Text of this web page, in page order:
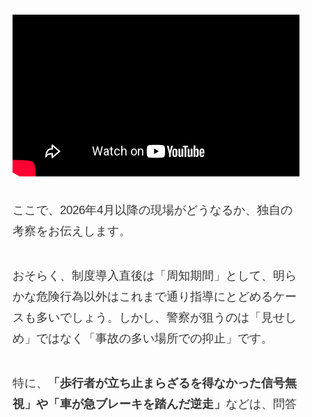
ここで、2026年4月以降の現場がどうなるか、独自の
考察をお伝えします。
おそらく、制度導入直後は「周知期間」として、明ら
かな危険行為以外はこれまで通り指導にとどめるケー
スも多いでしょう。しかし、警察が狙うのは「見せし
め」ではなく「事故の多い場所での抑止」です。
特に、
「歩行者が立ち止まらざるを得なかった信号無
視」や「車が急ブレーキを踏んだ逆走」 などは、問答